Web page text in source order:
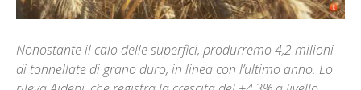
Nonostante il calo delle superfici, produrremo 4,2 milioni
di tonnellate di grano duro, in linea con l’ultimo anno. Lo